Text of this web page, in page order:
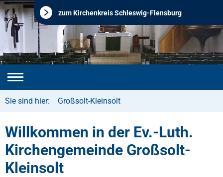
zum Kirchenkreis Schleswig-Flensburg
Sie sind hier: Großsolt-Kleinsolt
Willkommen in der Ev.-Luth.
Kirchengemeinde Großsolt-
Kleinsolt